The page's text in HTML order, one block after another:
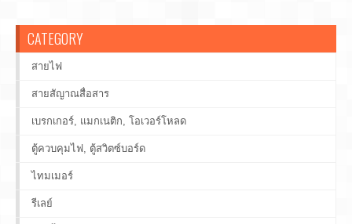
CATEGORY
สายไฟ
สายสัญาณสื่อสาร
เบรกเกอร์, แมกเนติก, โอเวอร์โหลด
ตู้ควบคุมไฟ, ตู้สวิตซ์บอร์ด
ไทมเมอร์
รีเลย์